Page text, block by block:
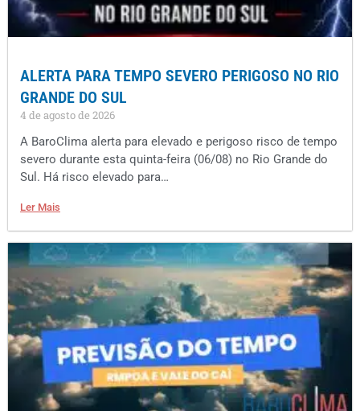
ALERTA PARA TEMPO SEVERO PERIGOSO NO RIO
GRANDE DO SUL
4 de agosto de 2026
A BaroClima alerta para elevado e perigoso risco de tempo
severo durante esta quinta-feira (06/08) no Rio Grande do
Sul. Há risco elevado para…
Ler Mais